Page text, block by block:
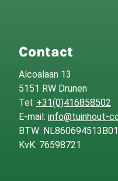
Contact
Alcoalaan 13
5151 RW Drunen
Tel: +31(0)416858502
E-mail: info@tuinhout-
BTW: NL860694513B01
KvK: 76598721